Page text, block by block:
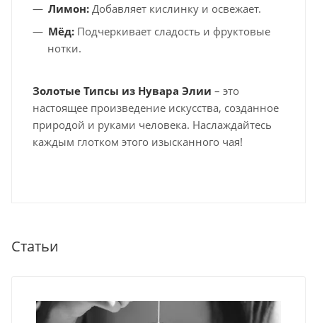
Лимон: Добавляет кислинку и освежает.
Мёд: Подчеркивает сладость и фруктовые
нотки.
Золотые Типсы из Нувара Элии – это
настоящее произведение искусства, созданное
природой и руками человека. Наслаждайтесь
каждым глотком этого изысканного чая!
Статьи